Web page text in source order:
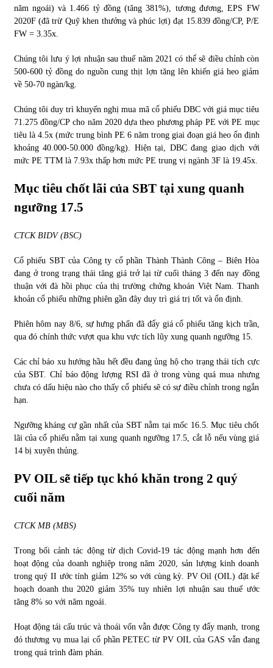
năm ngoái) và 1.466 tỷ đồng (tăng 381%), tương đương, EPS FW
2020F (đã trừ Quỹ khen thưởng và phúc lợi) đạt 15.839 đồng/CP, P/E
FW = 3.35x.
Chúng tôi lưu ý lợi nhuận sau thuế năm 2021 có thể sẽ điều chỉnh còn
500-600 tỷ đồng do nguồn cung thịt lợn tăng lên khiến giá heo giảm
về 50-70 ngàn/kg.
Chúng tôi duy trì khuyến nghị mua mã cổ phiếu DBC với giá mục tiêu
71.275 đồng/CP cho năm 2020 dựa theo phương pháp PE với PE mục
tiêu là 4.5x (mức trung bình PE 6 năm trong giai đoạn giá heo ổn định
khoảng 40.000-50.000 đồng/kg). Hiện tại, DBC đang giao dịch với
mức PE TTM là 7.93x thấp hơn mức PE trung vị ngành 3F là 19.45x.
Mục tiêu chốt lãi của SBT tại xung quanh
ngưỡng 17.5
CTCK BIDV (BSC)
Cổ phiếu SBT của Công ty cổ phần Thành Thành Công – Biên Hòa
đang ở trong trạng thái tăng giá trở lại từ cuối tháng 3 đến nay đồng
thuận với đà hồi phục của thị trường chứng khoán Việt Nam. Thanh
khoản cổ phiếu những phiên gần đây duy trì giá trị tốt và ổn định.
Phiên hôm nay 8/6, sự hưng phấn đã đẩy giá cổ phiếu tăng kịch trần,
qua đó chính thức vượt qua khu vực tích lũy xung quanh ngưỡng 15.
Các chỉ báo xu hướng hầu hết đều đang ủng hộ cho trạng thái tích cực
của SBT. Chỉ báo động lượng RSI đã ở trong vùng quá mua nhưng
chưa có dấu hiệu nào cho thấy cổ phiếu sẽ có sự điều chỉnh trong ngắn
hạn.
Ngưỡng kháng cự gần nhất của SBT nằm tại mốc 16.5. Mục tiêu chốt
lãi của cổ phiếu nằm tại xung quanh ngưỡng 17.5, cắt lỗ nếu vùng giá
14 bị xuyên thủng.
PV OIL sẽ tiếp tục khó khăn trong 2 quý
cuối năm
CTCK MB (MBS)
Trong bối cảnh tác động từ dịch Covid-19 tác động mạnh hơn đến
hoạt động của doanh nghiệp trong năm 2020, sản lượng kinh doanh
trong quý II ước tính giảm 12% so với cùng kỳ. PV Oil (OIL) đặt kế
hoạch doanh thu 2020 giảm 35% tuy nhiên lợi nhuận sau thuế ước
tăng 8% so với năm ngoái.
Hoạt động tái cấu trúc và thoái vốn vẫn được Công ty đẩy mạnh, trong
đó thương vụ mua lại cổ phần PETEC từ PV OIL của GAS vẫn đang
trong quá trình đàm phán.